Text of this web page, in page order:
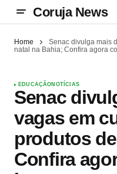
Coruja News
Home
Senac divulga mais
natal na Bahia; Confira agora
EDUCAÇÃONOTÍCIAS
Senac
vagas em
produtos
Confira